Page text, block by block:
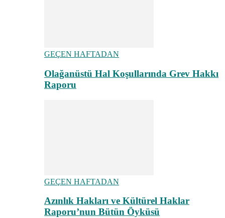
GEÇEN HAFTADAN
Olağanüstü Hal Koşullarında Grev Hakkı
Raporu
GEÇEN HAFTADAN
Azınlık Hakları ve Kültürel Haklar
Raporu’nun Bütün Öyküsü